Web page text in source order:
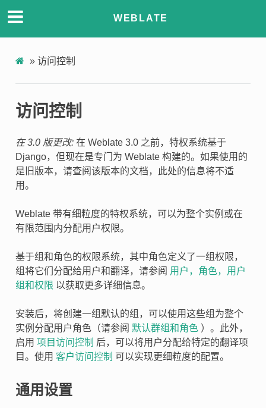
WEBLATE
» 访问控制
访问控制
在 3.0 版更改: 在 Weblate 3.0 之前，特权系统基于
Django，但现在是专门为 Weblate 构建的。如果使用的
是旧版本，请查阅该版本的文档，此处的信息将不适
用。
Weblate 带有细粒度的特权系统，可以为整个实例或在
有限范围内分配用户权限。
基于组和角色的权限系统，其中角色定义了一组权限，
组将它们分配给用户和翻译，请参阅 用户，角色，用户
组和权限 以获取更多详细信息。
安装后，将创建一组默认的组，可以使用这些组为整个
实例分配用户角色（请参阅 默认群组和角色）。此外，
启用 项目访问控制 后，可以将用户分配给特定的翻译项
目。使用 客户访问控制 可以实现更细粒度的配置。
通用设置